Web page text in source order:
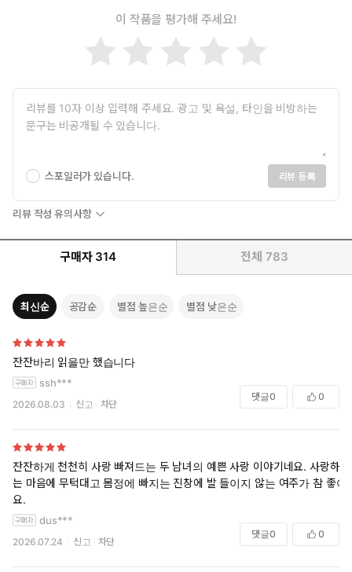
“그럼, 저는 언제부터 그 업무를 시작하면 될까요?”
“처한 상황을 빨리 받아들이는군. 가정 교사라고 했지. 그에게 무
“다른 나라의 언어들과 인문학과 논리, 수사학, 산술을 가르쳤습니
다.”
하지만 그는 의심의 눈초리를 거두지 않더니 대뜸 외국어로 말했다.
그녀는 공작이 사람을 죽이는 법에는 능해도 인문에 대해선 모를 줄
그러나 그의 학식은 풍부했고 말에는 냉철한 논리와 사유가 엿보였
“대화는 이쯤 하기로 하지. 나는 그대가 내 자식의 가정 교사가 되
보통 유모와 가정 교사를 구하는 권한은 집안의 안주인이 가지고
있었다.
“내겐 아내가 없소, 그대가 가르칠 아이는 내 양녀이자 조카요. 원래
는 형의 자식이었는데 세상을 떠나 내가 양육을 맡게 되었지. 올해
돌아가는 상황을 파악한 나는 함박웃음을 지으며 말했다.
공작이 하는 말엔 뭔가 이상한 점이 좀 있기는 했지만, 죽으라는 법
은 없었다.
“예! 하겠습니다! 가정 교사!”"
이 작품을 평가해 주세요!
스포일러가 있습니다. 리뷰 등록
리뷰 작성 유의사항
구매자 314 전체 783
최신순 공감순 별점 높은순 별점 낮은순
잔잔바리 읽을만 했습니다
ssh***
2026.08.03 신고 차단
댓글0 0
잔잔하게 천천히 사랑 빠져드는 두 남녀의 예쁜 사랑 이야기네요. 사랑하
는 마음에 무턱대고 몸정에 빠지는 진창에 발 들이지 않는 여주가 참 좋아
요.
dus***
2026.07.24 신고 차단
댓글0 0